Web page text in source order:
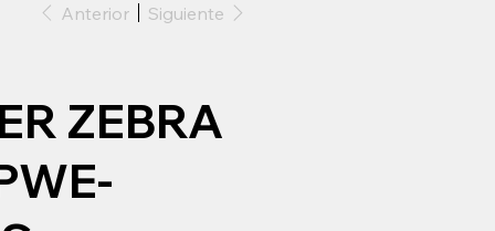
Anterior Siguiente
ZEBRA